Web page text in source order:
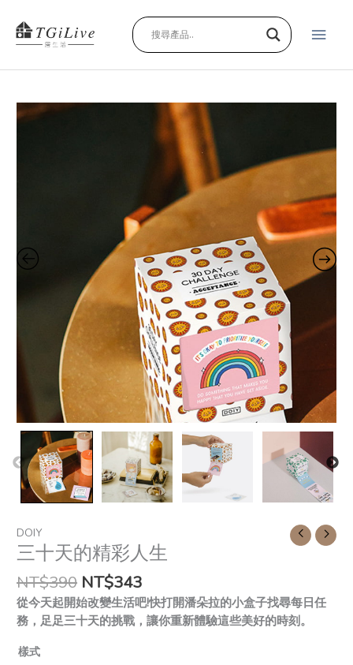
content
Main
DOIY
三十天的精彩人生
NT$390 NT$343
從今天起開始改變生活吧!快打開潘朵拉的小盒子找尋每日任
務，足足三十天的挑戰，讓你重新體驗這些美好的時刻。
樣式
三
quantity